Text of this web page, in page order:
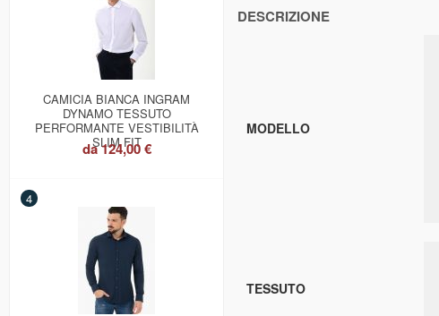
CAMICIA BIANCA INGRAM
DYNAMO TESSUTO
PERFORMANTE VESTIBILITÀ
SLIM FIT
da124,00 €
4
DESCRIZIONE
MODELLO
TESSUTO